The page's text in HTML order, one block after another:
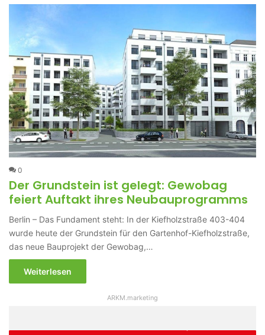
0
Der Grundstein ist gelegt: Gewobag
feiert Auftakt ihres Neubauprogramms
Berlin – Das Fundament steht: In der Kiefholzstraße 403-404
wurde heute der Grundstein für den Gartenhof-Kiefholzstraße,
das neue Bauprojekt der Gewobag,…
Weiterlesen
ARKM.marketing